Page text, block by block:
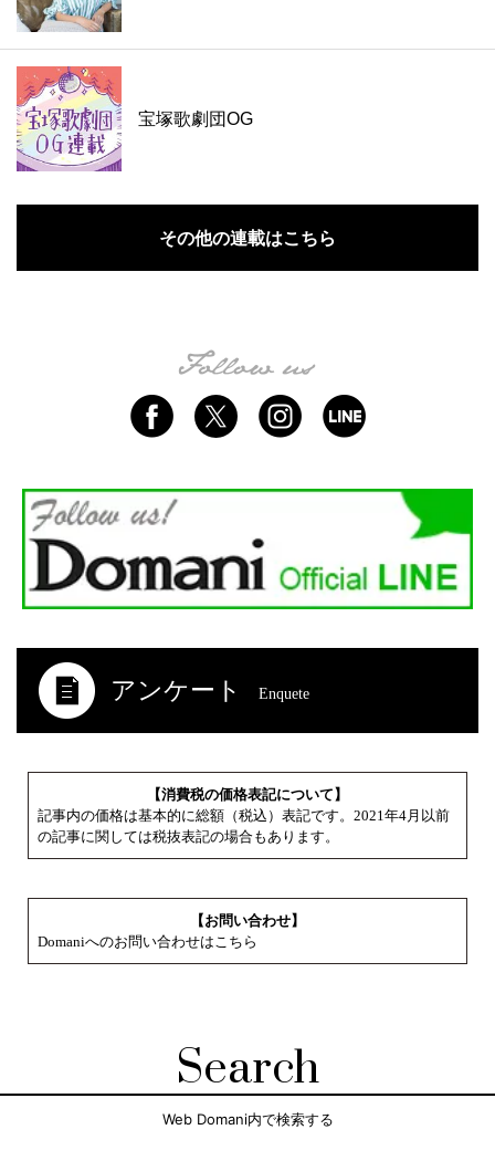
宝塚歌劇団OG
その他の連載はこちら
アンケート Enquete
【消費税の価格表記について】
記事内の価格は基本的に総額（税込）表記です。2021年4月以前
の記事に関しては税抜表記の場合もあります。
【お問い合わせ】
Domaniへのお問い合わせはこちら
Search
Web Domani内で検索する